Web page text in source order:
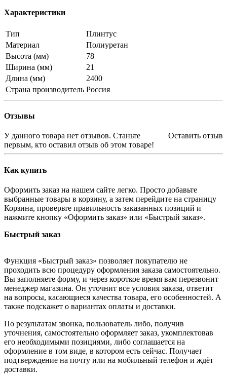
Характеристики
Тип
Плинтус
Материал
Полиуретан
Высота (мм)
78
Ширина (мм)
21
Длина (мм)
2400
Страна производитель Россия
Отзывы
Оставить отзыв
У данного товара нет отзывов. Станьте
первым, кто оставил отзыв об этом товаре!
Как купить
Оформить заказ на нашем сайте легко. Просто добавьте
выбранные товары в корзину, а затем перейдите на страницу
Корзина, проверьте правильность заказанных позиций и
нажмите кнопку «Оформить заказ» или «Быстрый заказ».
Быстрый заказ
Функция «Быстрый заказ» позволяет покупателю не
проходить всю процедуру оформления заказа самостоятельно.
Вы заполняете форму, и через короткое время вам перезвонит
менеджер магазина. Он уточнит все условия заказа, ответит
на вопросы, касающиеся качества товара, его особенностей. А
также подскажет о вариантах оплаты и доставки.
По результатам звонка, пользователь либо, получив
уточнения, самостоятельно оформляет заказ, укомплектовав
его необходимыми позициями, либо соглашается на
оформление в том виде, в котором есть сейчас. Получает
подтверждение на почту или на мобильный телефон и ждёт
доставки.